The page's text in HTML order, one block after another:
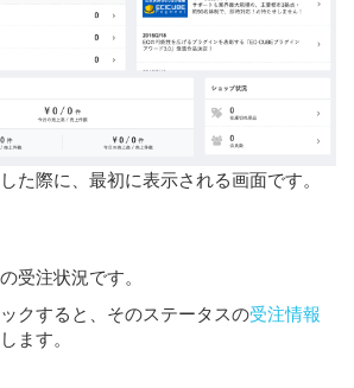
た際に、最初に表示される画面です。
受注状況です。
クすると、そのステータスの受注情報
ます。